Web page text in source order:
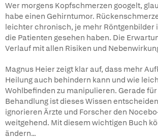
Wer morgens Kopfschmerzen googelt,
habe einen Gehirntumor.
leichter chronisch, je mehr Röntgenbilder
die Patienten gesehen haben. Die
Verlauf mit allen Risiken und
Magnus Heier zeigt klar auf, dass mehr
Heilung auch behindern kann und wie
Wohlbefinden zu manipulieren. Gerade
Behandlung ist dieses Wissen
ignorieren Ärzte und Forscher den
weitgehend. Mit diesem wichtigen Buch
ändern...